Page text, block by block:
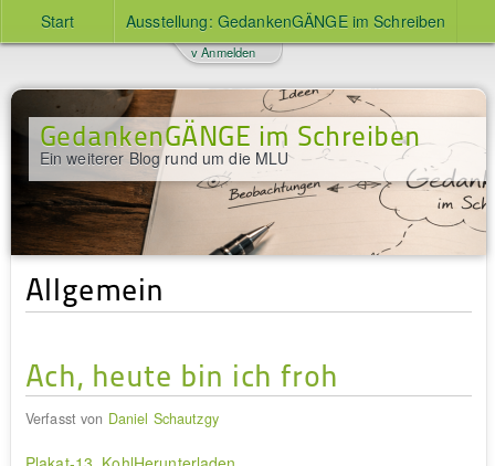
Start Ausstellung: GedankenGÄNGE im Schreiben
GedankenGÄNGE im Schreiben
Ein weiterer Blog rund um die MLU
v Anmelden
Allgemein
Ach, heute bin ich froh
Verfasst von Daniel Schautzgy